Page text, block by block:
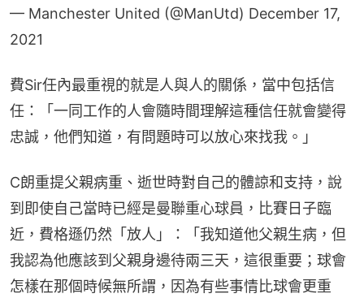
— Manchester United (@ManUtd) December 17,
2021
費Sir任內最重視的就是人與人的關係，當中包括信
任：「一同工作的人會隨時間理解這種信任就會變得
忠誠，他們知道，有問題時可以放心來找我。」
C朗重提父親病重、逝世時對自己的體諒和支持，說
到即使自己當時已經是曼聯重心球員，比賽日子臨
近，費格遜仍然「放人」：「我知道他父親生病，但
我認為他應該到父親身邊待兩三天，這很重要；球會
怎樣在那個時候無所謂，因為有些事情比球會更重